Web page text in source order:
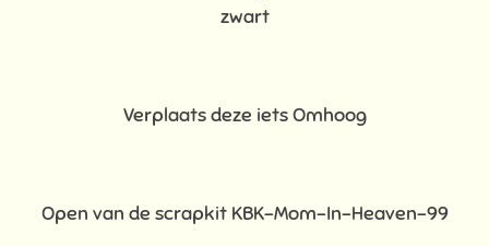
zwart
Verplaats deze iets Omhoog
Open van de scrapkit KBK-Mom-In-Heaven-99